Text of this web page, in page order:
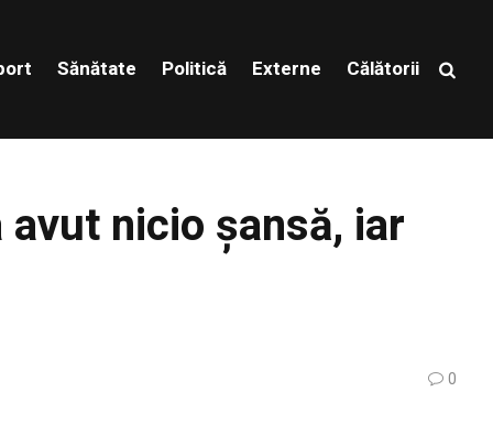
Sănătate Politică Externe Călătorii
nicio șansă, iar
0